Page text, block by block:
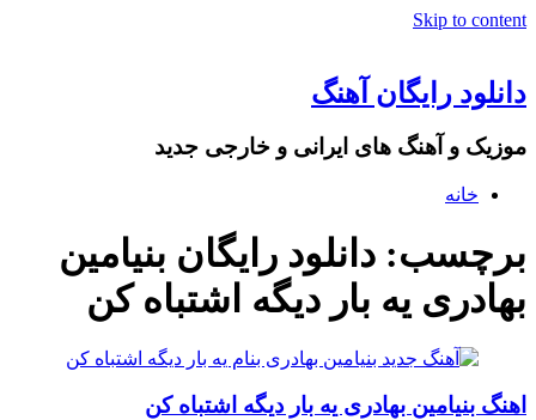
Skip to content
دانلود رایگان آهنگ
موزیک و آهنگ های ایرانی و خارجی جدید
خانه
برچسب: دانلود رایگان بنیامین
بهادری یه بار دیگه اشتباه کن
اهنگ بنیامین بهادری یه بار دیگه اشتباه کن